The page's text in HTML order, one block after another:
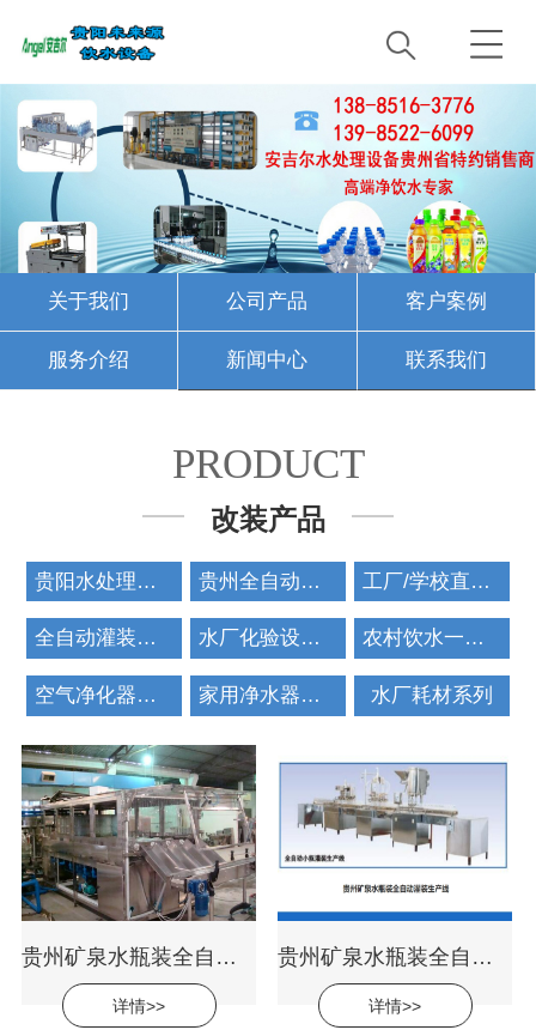
关于我们 公司产品 客户案例
服务介绍 新闻中心 联系我们
PRODUCT
改装产品
贵阳水处理设备 贵州全自动灌装机 工厂/学校直饮水设备
全自动灌装生产线 水厂化验设备系列 农村饮水一体化设备
空气净化器厂房 家用净水器系列 水厂耗材系列
贵州矿泉水瓶装全自动灌装生产线
详情>>
贵州矿泉水瓶装全自动灌装生产线
详情>>